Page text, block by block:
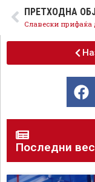
ПРЕТХОДНА
Последни